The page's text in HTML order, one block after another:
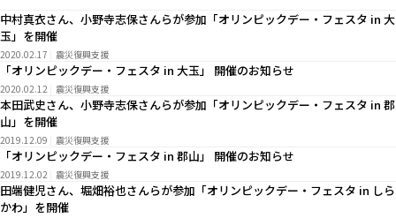
中村真衣さん、小野寺志保さんらが参加「オリンピックデー・フェスタ in 大
玉」を開催
2020.02.17 震災復興支援
「オリンピックデー・フェスタ in 大玉」 開催のお知らせ
2020.02.12 震災復興支援
本田武史さん、小野寺志保さんらが参加「オリンピックデー・フェスタ in 郡
山」を開催
2019.12.09 震災復興支援
「オリンピックデー・フェスタ in 郡山」 開催のお知らせ
2019.12.02 震災復興支援
田端健児さん、堀畑裕也さんらが参加「オリンピックデー・フェスタ in しら
かわ」を開催